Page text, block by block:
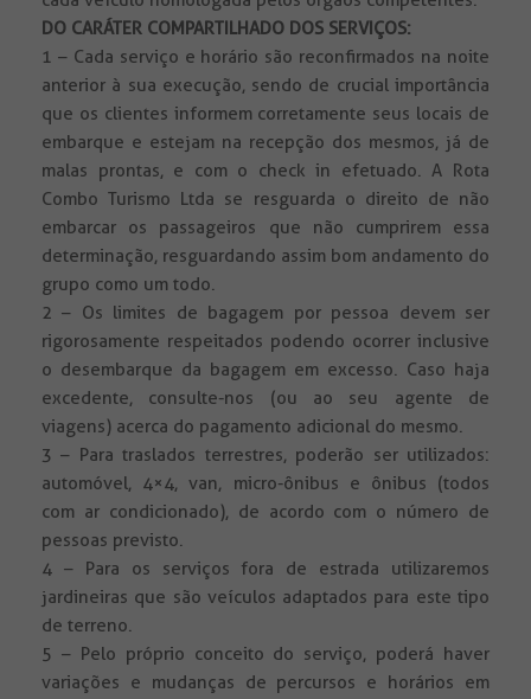
DO CARÁTER COMPARTILHADO DOS SERVIÇOS:
1 – Cada serviço e horário são reconfirmados na noite
anterior à sua execução, sendo de crucial importância
que os clientes informem corretamente seus locais de
embarque e estejam na recepção dos mesmos, já de
malas prontas, e com o check in efetuado. A Rota
Combo Turismo Ltda se resguarda o direito de não
embarcar os passageiros que não cumprirem essa
determinação, resguardando assim bom andamento do
grupo como um todo.
2 – Os limites de bagagem por pessoa devem ser
rigorosamente respeitados podendo ocorrer inclusive
o desembarque da bagagem em excesso. Caso haja
excedente, consulte-nos (ou ao seu agente de
viagens) acerca do pagamento adicional do mesmo.
3 – Para traslados terrestres, poderão ser utilizados:
automóvel, 4×4, van, micro-ônibus e ônibus (todos
com ar condicionado), de acordo com o número de
pessoas previsto.
4 – Para os serviços fora de estrada utilizaremos
jardineiras que são veículos adaptados para este tipo
de terreno.
5 – Pelo próprio conceito do serviço, poderá haver
variações e mudanças de percursos e horários em